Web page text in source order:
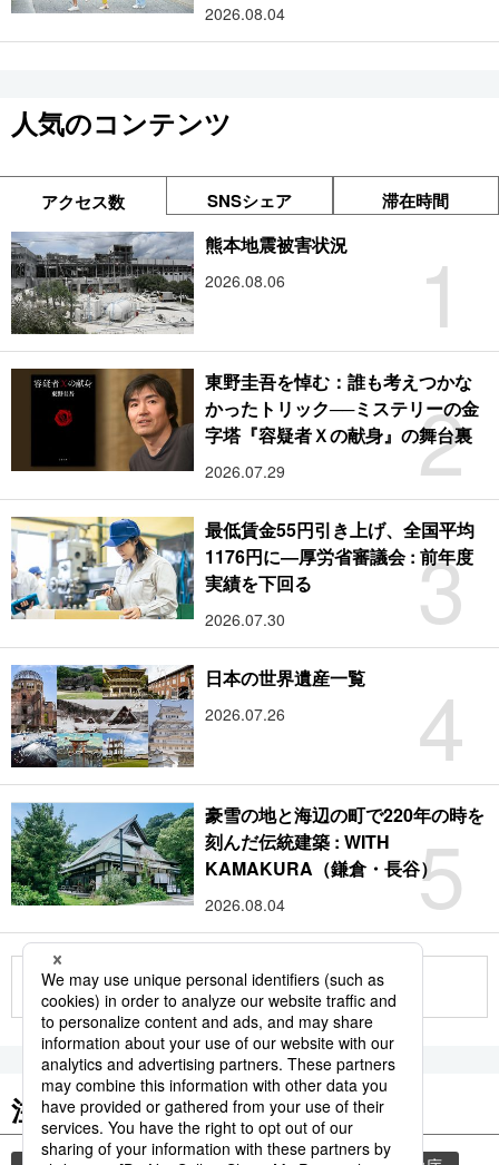
2026.08.04
人気のコンテンツ
アクセス数 SNSシェア 滞在時間
1
熊本地震被害状況
2026.08.06
2
東野圭吾を悼む：誰も考えつかな
かったトリック──ミステリーの金
字塔『容疑者Ｘの献身』の舞台裏
2026.07.29
3
最低賃金55円引き上げ、全国平均
1176円に―厚労省審議会 : 前年度
実績を下回る
2026.07.30
4
日本の世界遺産一覧
2026.07.26
5
豪雪の地と海辺の町で220年の時を
刻んだ伝統建築 : WITH
KAMAKURA（鎌倉・長谷）
2026.08.04
もっと見る
注目のキーワード